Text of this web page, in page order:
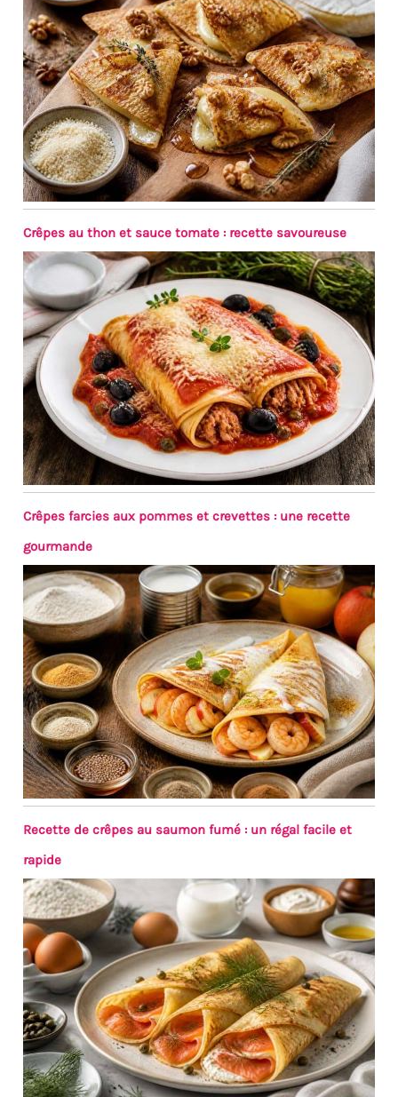
Crêpes au thon et sauce tomate : recette savoureuse
Crêpes farcies aux pommes et crevettes : une recette
gourmande
Recette de crêpes au saumon fumé : un régal facile et
rapide